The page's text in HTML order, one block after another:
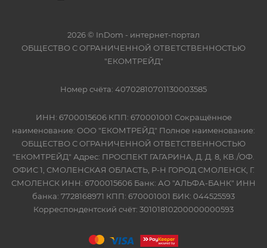
2026 © InDom - интернет-портал
ОБЩЕСТВО С ОГРАНИЧЕННОЙ ОТВЕТСТВЕННОСТЬЮ
"ЕКОМТРЕЙД"
Номер счёта: 40702810701130003585
ИНН: 6700015606 КПП: 670001001 Сокращённое
наименование: ООО "ЕКОМТРЕЙД" Полное наименование:
ОБЩЕСТВО С ОГРАНИЧЕННОЙ ОТВЕТСТВЕННОСТЬЮ
"ЕКОМТРЕЙД" Адрес: ПРОСПЕКТ ГАГАРИНА, Д. Д. 8, КВ./ОФ.
ОФИС 1, СМОЛЕНСКАЯ ОБЛАСТЬ, Р-Н ГОРОД СМОЛЕНСК, Г.
СМОЛЕНСК ИНН: 6700015606 Банк: АО "АЛЬФА-БАНК" ИНН
банка: 7728168971 КПП: 670001001 БИК: 044525593
Корреспондентский счёт: 30101810200000000593